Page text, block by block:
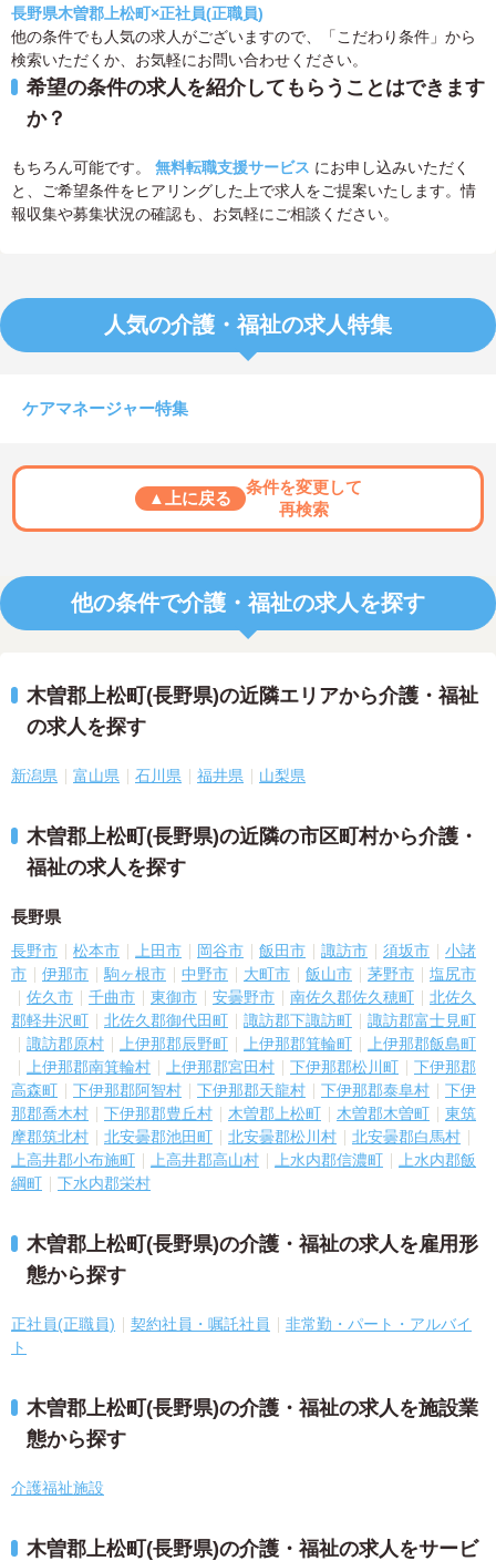
長野県木曽郡上松町×正社員(正職員)
他の条件でも人気の求人がございますので、「こだわり条件」から
検索いただくか、お気軽にお問い合わせください。
希望の条件の求人を紹介してもらうことはできます
か？
もちろん可能です。 無料転職支援サービス にお申し込みいただく
と、ご希望条件をヒアリングした上で求人をご提案いたします。情
報収集や募集状況の確認も、お気軽にご相談ください。
人気の介護・福祉の求人特集
ケアマネージャー特集
▲上に戻る
条件を変更して
再検索
他の条件で介護・福祉の求人を探す
木曽郡上松町(長野県)の近隣エリアから介護・福祉
の求人を探す
新潟県 富山県 石川県 福井県 山梨県
木曽郡上松町(長野県)の近隣の市区町村から介護・
福祉の求人を探す
長野県
長野市 松本市 上田市 岡谷市 飯田市 諏訪市 須坂市
小諸
市
伊那市 駒ヶ根市 中野市 大町市 飯山市 茅野市
塩尻市
佐久市
千曲市 東御市 安曇野市 南佐久郡佐久穂町
北佐久
郡軽井沢町
北佐久郡御代田町 諏訪郡下諏訪町
諏訪郡富士見町
諏訪郡原村
上伊那郡辰野町 上伊那郡箕輪町
上伊那郡飯島町
上伊那郡南箕輪村
上伊那郡宮田村 下伊那郡松川町
下伊那郡
高森町
下伊那郡阿智村 下伊那郡天龍村 下伊那郡泰阜村
下伊
那郡喬木村
下伊那郡豊丘村 木曽郡上松町 木曽郡木曽町
東筑
摩郡筑北村
北安曇郡池田町 北安曇郡松川村
北安曇郡白馬村
上高井郡小布施町
上高井郡高山村 上水内郡信濃町
上水内郡飯
綱町
下水内郡栄村
木曽郡上松町(長野県)の介護・福祉の求人を雇用形
態から探す
正社員(正職員) 契約社員・嘱託社員
非常勤・パート・アルバイ
ト
木曽郡上松町(長野県)の介護・福祉の求人を施設業
態から探す
介護福祉施設
木曽郡上松町(長野県)の介護・福祉の求人をサービ